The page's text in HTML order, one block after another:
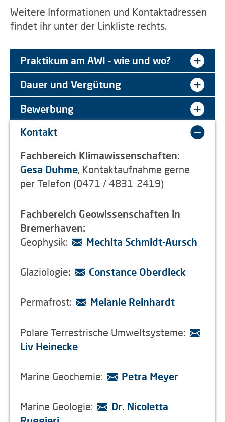
Weitere Informationen und Kontaktadressen
findet ihr unter der Linkliste rechts.
Praktikum am AWI - wie und wo?
Dauer und Vergütung
Bewerbung
Kontakt
Fachbereich Klimawissenschaften:
Gesa Duhme, Kontaktaufnahme gerne
per Telefon (0471 / 4831-2419)
Fachbereich Geowissenschaften in
Bremerhaven:
Geophysik:
Mechita Schmidt-Aursch
Glaziologie: Constance Oberdieck
Permafrost: Melanie Reinhardt
Polare Terrestrische Umweltsysteme:
Liv Heinecke
Marine Geochemie: Petra Meyer
Marine Geologie:
Dr. Nicoletta